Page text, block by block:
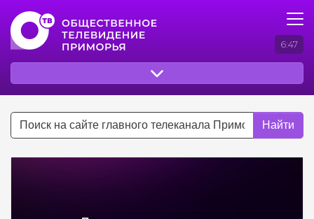
6:47
Найти